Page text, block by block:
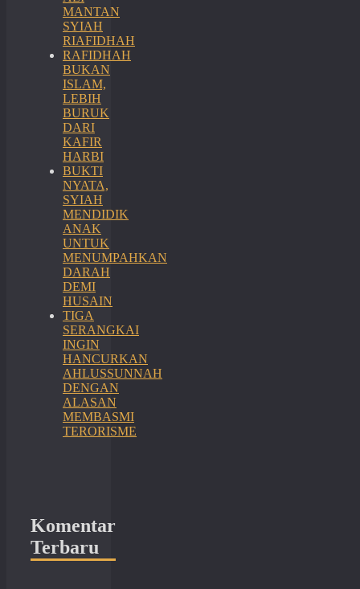
MANTAN
SYIAH
RIAFIDHAH
RAFIDHAH
BUKAN
ISLAM,
LEBIH
BURUK
DARI
KAFIR
HARBI
BUKTI
NYATA,
SYIAH
MENDIDIK
ANAK
UNTUK
MENUMPAHKAN
DARAH
DEMI
HUSAIN
TIGA
SERANGKAI
INGIN
HANCURKAN
AHLUSSUNNAH
DENGAN
ALASAN
MEMBASMI
TERORISME
Komentar
Terbaru